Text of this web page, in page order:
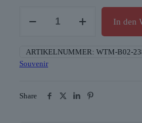
"Triebwagen
Menge
In den
ARTIKELNUMMER: WTM-B02-
Souvenir
Share